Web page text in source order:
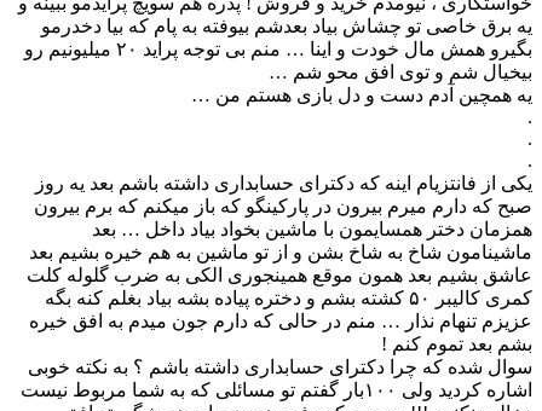
یه برق خاصی تو چشاش بیاد بعدشم بیوفته به پام که بیا دخدرمو
بگیرو همش مال‌ خودت و اینا … منم بی توجه پراید ۲۰ میلیونیم رو
بیخیال شم و توی افق محو شم …
یه همچین آدم دست و دل بازی هستم من …
.
.
.
یکی از فانتزیام اینه که دکترای حسابداری داشته باشم بعد یه روز
صبح که دارم میرم بیرون در پارکینگو که باز میکنم که برم بیرون
همزمان دختر همسایمون با ماشین بخواد بیاد داخل … بعد
ماشینامون شاخ به شاخ بشن و از تو ماشین به هم خیره بشیم بعد
عاشق بشیم بعد همون موقع همینجوری الکی به ضرب گلوله کلت
کمری کالیبر ۵۰ کشته بشم و دختره پیاده بشه بیاد بغلم کنه بگه
عزیزم تنهام نذار … منم در حالی که دارم جون میدم به افق خیره
بشم بعد تموم کنم !
سوال شده که چرا دکترای حسابداری داشته باشم ؟ به نکته خوبی
اشاره کردید ولی ۱۰۰بار گفتم تو مسائلی که به شما مربوط نیست